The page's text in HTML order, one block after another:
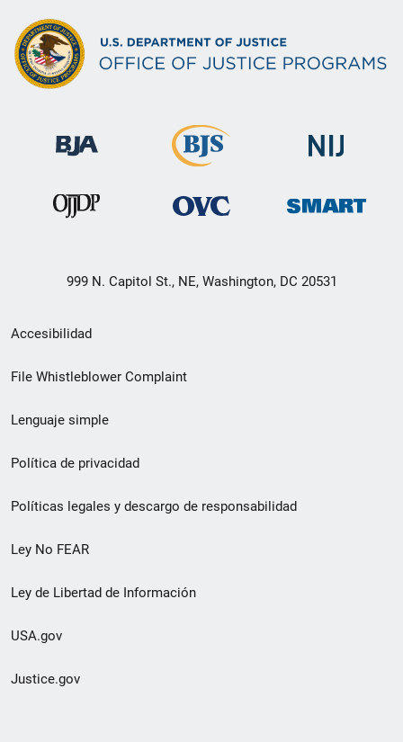
999 N. Capitol St., NE, Washington, DC 20531
Menú
de
de
pie
de
página
Accesibilidad
File Whistleblower Complaint
Lenguaje simple
Política de privacidad
Políticas legales y descargo de responsabilidad
Ley No FEAR
Ley de Libertad de Información
USA.gov
Justice.gov